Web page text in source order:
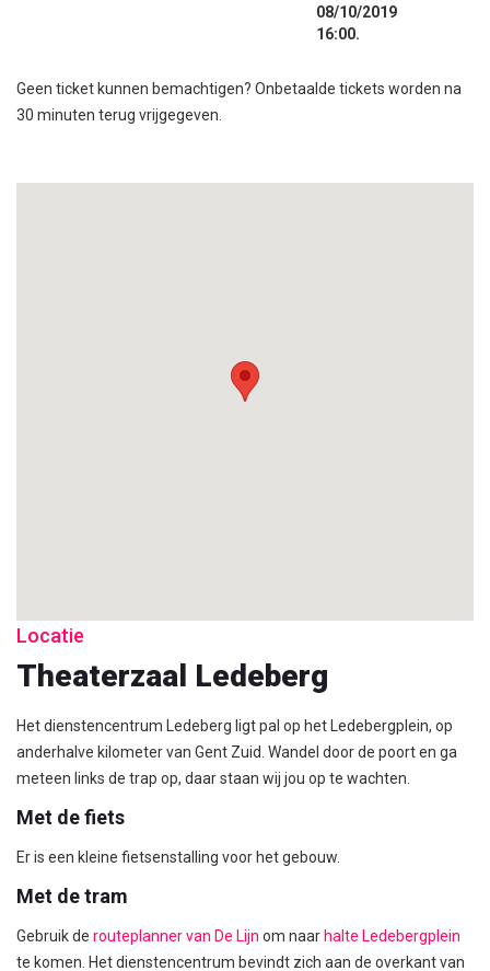
08/10/2019
16:00.
Geen ticket kunnen bemachtigen? Onbetaalde tickets worden na
30 minuten terug vrijgegeven.
Locatie
Theaterzaal Ledeberg
Het dienstencentrum Ledeberg ligt pal op het Ledebergplein, op
anderhalve kilometer van Gent Zuid. Wandel door de poort en ga
meteen links de trap op, daar staan wij jou op te wachten.
Met de fiets
Er is een kleine fietsenstalling voor het gebouw.
Met de tram
Gebruik de routeplanner van De Lijn om naar halte Ledebergplein
te komen. Het dienstencentrum bevindt zich aan de overkant van